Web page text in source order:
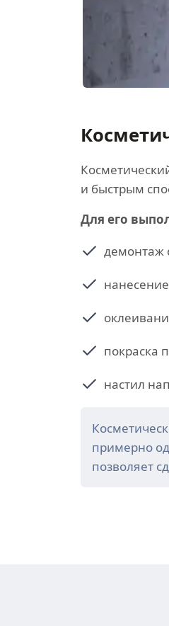
и быстрым
Для его
демонтаж
покраска
настил
примерно
позволяет